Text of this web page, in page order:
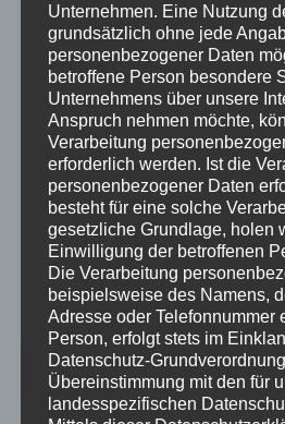
Eine klare und präzise
und somit der Schlüssel für eine
Planung und Umsetzung von
der agilen Auftragsklärung wird
gesamten Projektablauf gelegt,
Auftragsklärung…
Weiterlesen →
LinkedIn
XING X
Teilen
15. April 2024 0
Unternehmen. Eine Nutzung
grundsätzlich ohne jede
personenbezogener Daten
betroffene Person besondere
Unternehmens über unsere
Anspruch nehmen möchte,
Verarbeitung
erforderlich werden. Ist die
personenbezogener Daten
besteht für eine solche
gesetzliche Grundlage, holen
Einwilligung der betroffenen
Die Verarbeitung
beispielsweise des Namens,
Adresse oder Telefonnummer
Person, erfolgt stets im
Datenschutz-
Übereinstimmung mit den für
landesspezifischen